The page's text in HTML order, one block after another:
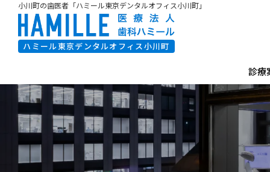
小川町の歯医者「ハミール東京デンタルオフィス小川町」
ハミール東京デンタルオフィス小川町
診療